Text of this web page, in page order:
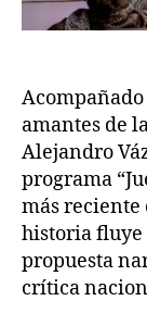
amantes de
Alejandro
programa
más reciente
historia fluye
propuesta
crítica